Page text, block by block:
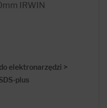
IRWIN
elektronarzędzi >
plus